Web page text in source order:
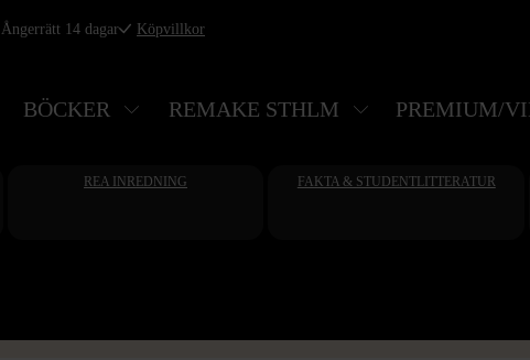
Ångerrätt 14 dagar Köpvillkor
BÖCKER REMAKE STHLM PREMIUM/
REA INREDNING FAKTA & STUDENTLITTERATUR